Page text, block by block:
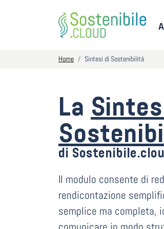
Home Sintesi di Sostenibilità
La
di
Il modulo consente di
rendicontazione
semplice ma completa,